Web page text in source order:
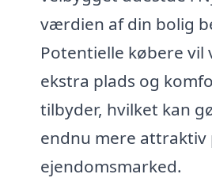
værdien af din bolig
Potentielle købere
ekstra plads og
tilbyder, hvilket kan
endnu mere attraktiv
ejendomsmarked.